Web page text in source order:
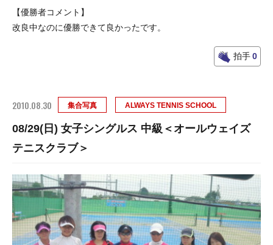
【優勝者コメント】
改良中なのに優勝できて良かったです。
拍手0
2010.08.30 集合写真 ALWAYS TENNIS SCHOOL
08/29(日) 女子シングルス 中級＜オールウェイズ
テニスクラブ＞